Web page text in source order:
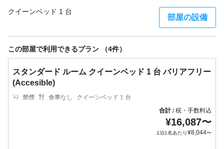
クイーンベッド 1 台
部屋の設備
この部屋で利用できるプラン （4件）
スタンダード ルーム クイーンベッド 1 台 バリアフリー
(Accesible)
禁煙 食事なし
クイーンベッド 1 台
合計/税・手数料込
¥16,087〜
1泊1名あたり¥8,044〜